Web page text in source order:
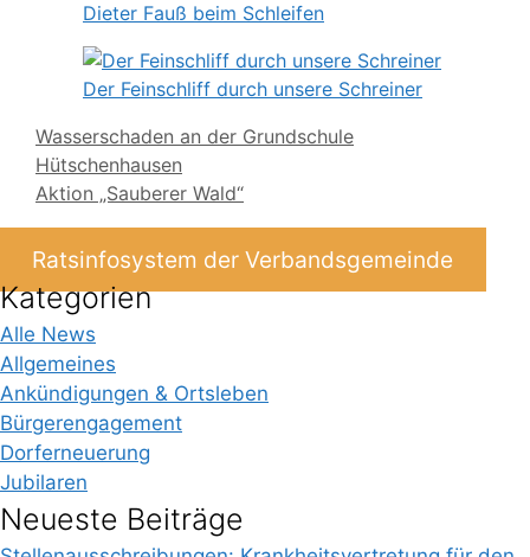
Dieter Fauß beim Schleifen
Der Feinschliff durch unsere Schreiner
Wasserschaden an der Grundschule
Hütschenhausen
Aktion „Sauberer Wald“
Ratsinfosystem der Verbandsgemeinde
Kategorien
Alle News
Allgemeines
Ankündigungen & Ortsleben
Bürgerengagement
Dorferneuerung
Jubilaren
Neueste Beiträge